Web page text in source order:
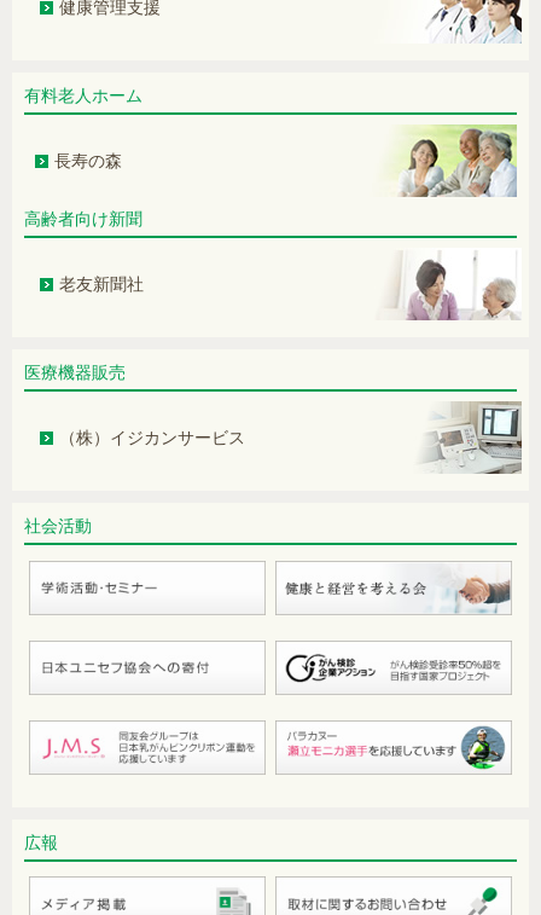
女性の「痩せ」による健康障害ついて–
FUS（女性の低体重・低栄養症候群）
左手にしびれ症状。脳は異常なし。原
新型コロナウイルス(COVID-19) ― 罹
動脈硬化について～脂質仮説を中心に
健診で「肺気腫」との診断。タバコの
影響？
狭心症治療中に納豆などは禁食？
エナジードリンクは適量を
手のひらに大量の汗をかく。原因は？
便秘・慢性便秘症について
胃の内視鏡検査の受診間隔は？
健康管理支援
有料老人ホーム
長寿の森
高齢者向け新聞
老友新聞社
医療機器販売
（株）イジカンサービス
社会活動
広報